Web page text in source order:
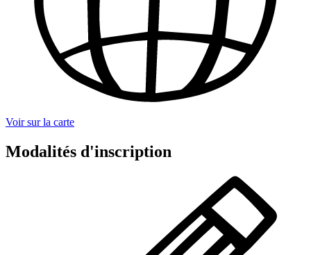
Voir sur la carte
Modalités d'inscription